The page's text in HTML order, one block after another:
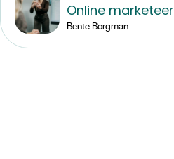
Online marketeer
Bente Borgman